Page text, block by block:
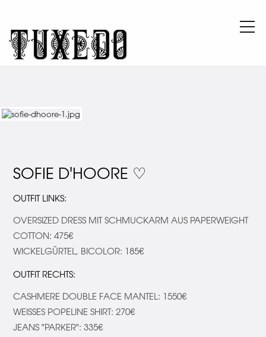
SOFIE D'HOORE ♡
OUTFIT LINKS:
OVERSIZED DRESS MIT SCHMUCKARM AUS PAPERWEIGHT
COTTON: 475€
WICKELGÜRTEL, BICOLOR: 185€
OUTFIT RECHTS:
CASHMERE DOUBLE FACE MANTEL: 1550€
WEISSES POPELINE SHIRT: 270€
JEANS "PARKER": 335€